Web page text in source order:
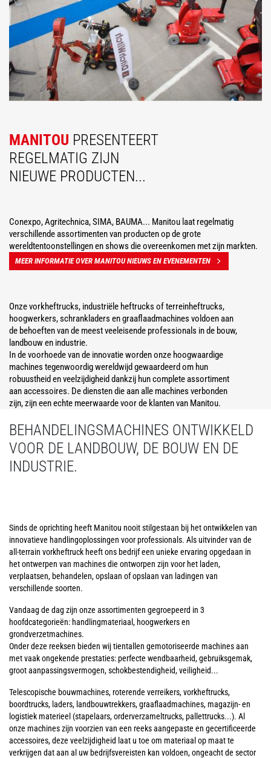
MANITOU PRESENTEERT
REGELMATIG ZIJN
NIEUWE PRODUCTEN...
Conexpo, Agritechnica, SIMA, BAUMA... Manitou laat regelmatig
verschillende assortimenten van producten op de grote
wereldtentoonstellingen en shows die overeenkomen met zijn markten.
MEER INFORMATIE OVER MANITOU NIEUWS EN EVENEMENTEN
Onze vorkheftrucks, industriële heftrucks of terreinheftrucks,
hoogwerkers, schrankladers en graaflaadmachines voldoen aan
de behoeften van de meest veeleisende professionals in de bouw,
landbouw en industrie.
In de voorhoede van de innovatie worden onze hoogwaardige
machines tegenwoordig wereldwijd gewaardeerd om hun
robuustheid en veelzijdigheid dankzij hun complete assortiment
aan accessoires. De diensten die aan alle machines verbonden
zijn, zijn een echte meerwaarde voor de klanten van Manitou.
BEHANDELINGSMACHINES ONTWIKKELD
VOOR DE LANDBOUW, DE BOUW EN DE
INDUSTRIE.
Sinds de oprichting heeft Manitou nooit stilgestaan bij het ontwikkelen van
innovatieve handlingoplossingen voor professionals. Als uitvinder van de
all-terrain vorkheftruck heeft ons bedrijf een unieke ervaring opgedaan in
het ontwerpen van machines die ontworpen zijn voor het laden,
verplaatsen, behandelen, opslaan of opslaan van ladingen van
verschillende soorten.
Vandaag de dag zijn onze assortimenten gegroepeerd in 3
hoofdcategorieën: handlingmateriaal, hoogwerkers en
grondverzetmachines.
Onder deze reeksen bieden wij tientallen gemotoriseerde machines aan
met vaak ongekende prestaties: perfecte wendbaarheid, gebruiksgemak,
groot aanpassingsvermogen, schokbestendigheid, veiligheid...
Telescopische bouwmachines, roterende verreikers, vorkheftrucks,
boordtrucks, laders, landbouwtrekkers, graaflaadmachines, magazijn- en
logistiek materieel (stapelaars, orderverzameltrucks, pallettrucks...). Al
onze machines zijn voorzien van een reeks aangepaste en gecertificeerde
accessoires, deze veelzijdigheid laat u toe om materiaal op maat te
verkrijgen dat aan al uw bedrijfsvereisten kan voldoen, ongeacht de sector